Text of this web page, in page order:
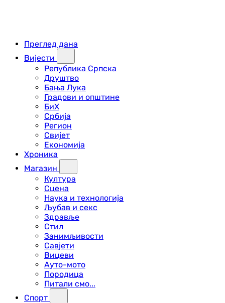
Преглед дана
Вијести
Република Српска
Друштво
Бања Лука
Градови и општине
БиХ
Србија
Регион
Свијет
Економија
Хроника
Магазин
Култура
Сцена
Наука и технологија
Љубав и секс
Здравље
Стил
Занимљивости
Савјети
Вицеви
Ауто-мото
Породица
Питали смо...
Спорт